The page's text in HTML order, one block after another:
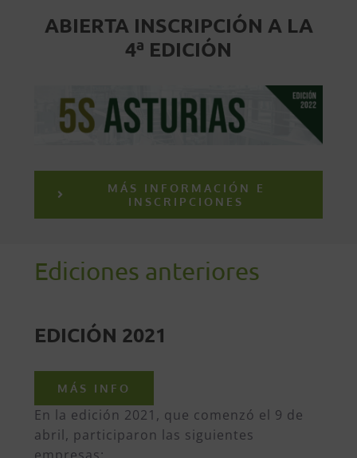
ABIERTA INSCRIPCIÓN A LA
4ª EDICIÓN
MÁS INFORMACIÓN E
INSCRIPCIONES
Ediciones anteriores
EDICIÓN 2021
MÁS INFO
En la edición 2021, que comenzó el 9 de
abril, participaron las siguientes